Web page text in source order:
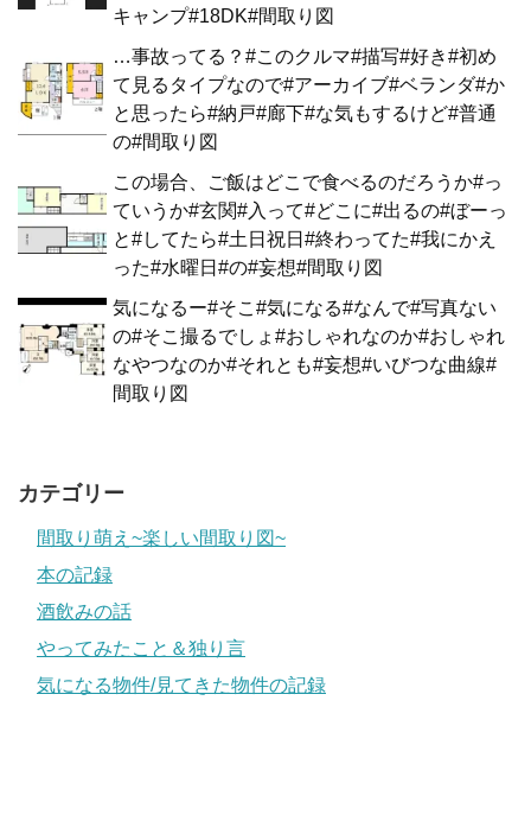
キャンプ#18DK#間取り図
…事故ってる？#このクルマ#描写#好き#初め
て見るタイプなので#アーカイブ#ベランダ#か
と思ったら#納戸#廊下#な気もするけど#普通
の#間取り図
この場合、ご飯はどこで食べるのだろうか#っ
ていうか#玄関#入って#どこに#出るの#ぼーっ
と#してたら#土日祝日#終わってた#我にかえ
った#水曜日#の#妄想#間取り図
気になるー#そこ#気になる#なんで#写真ない
の#そこ撮るでしょ#おしゃれなのか#おしゃれ
なやつなのか#それとも#妄想#いびつな曲線#
間取り図
カテゴリー
間取り萌え~楽しい間取り図~
本の記録
酒飲みの話
やってみたこと＆独り言
気になる物件/見てきた物件の記録